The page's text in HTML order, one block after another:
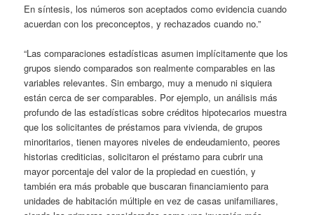
En síntesis, los números son aceptados como evidencia cuando
acuerdan con los preconceptos, y rechazados cuando no.”
“Las comparaciones estadísticas asumen implícitamente que los
grupos siendo comparados son realmente comparables en las
variables relevantes. Sin embargo, muy a menudo ni siquiera
están cerca de ser comparables. Por ejemplo, un análisis más
profundo de las estadísticas sobre créditos hipotecarios muestra
que los solicitantes de préstamos para vivienda, de grupos
minoritarios, tienen mayores niveles de endeudamiento, peores
historias crediticias, solicitaron el préstamo para cubrir una
mayor porcentaje del valor de la propiedad en cuestión, y
también era más probable que buscaran financiamiento para
unidades de habitación múltiple en vez de casas unifamiliares,